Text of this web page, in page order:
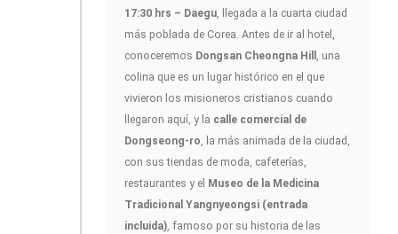
17:30 hrs – Daegu, llegada a la cuarta ciudad
más poblada de Corea. Antes de ir al hotel,
conoceremos Dongsan Cheongna Hill , una
colina que es un lugar histórico en el que
vivieron los misioneros cristianos cuando
llegaron aquí, y la calle comercial de
Dongseong-ro, la más animada de la ciudad,
con sus tiendas de moda, cafeterías,
restaurantes y el Museo de la Medicina
Tradicional Yangnyeongsi (entrada
incluida), famoso por su historia de las